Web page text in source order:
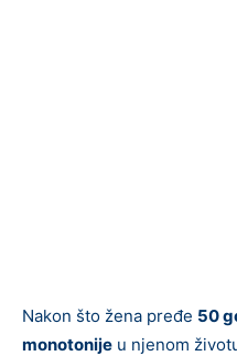
Nakon što žena pređe 50
monotonije u njenom